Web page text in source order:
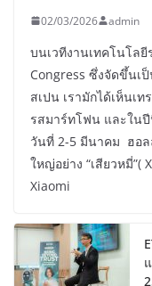
02/03/2026 admin
บนเวทีงานเทคโนโล
Congress ซึ่งจัดขึ้นเ
สเปน เรามักได้เห็นเ
รสมาร์ทโฟน และในปี
วันที่ 2-5 มีนาคม ฮอ
ใหญ่อย่าง “เสียวหมี่”(
Xiaomi